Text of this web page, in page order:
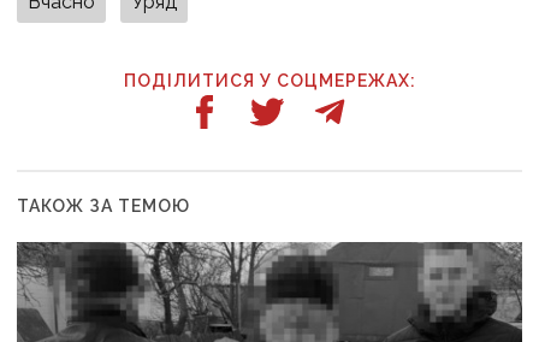
ПОДІЛИТИСЯ У СОЦМЕРЕЖАХ:
ТАКОЖ ЗА ТЕМОЮ